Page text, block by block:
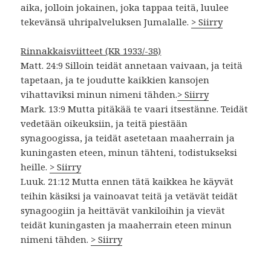
aika, jolloin jokainen, joka tappaa teitä, luulee
tekevänsä uhripalveluksen Jumalalle. > Siirry
Rinnakkaisviitteet (KR 1933/-38)
Matt. 24:9 Silloin teidät annetaan vaivaan, ja teitä
tapetaan, ja te joudutte kaikkien kansojen
vihattaviksi minun nimeni tähden.> Siirry
Mark. 13:9 Mutta pitäkää te vaari itsestänne. Teidät
vedetään oikeuksiin, ja teitä piestään
synagoogissa, ja teidät asetetaan maaherrain ja
kuningasten eteen, minun tähteni, todistukseksi
heille. > Siirry
Luuk. 21:12 Mutta ennen tätä kaikkea he käyvät
teihin käsiksi ja vainoavat teitä ja vetävät teidät
synagoogiin ja heittävät vankiloihin ja vievät
teidät kuningasten ja maaherrain eteen minun
nimeni tähden. > Siirry